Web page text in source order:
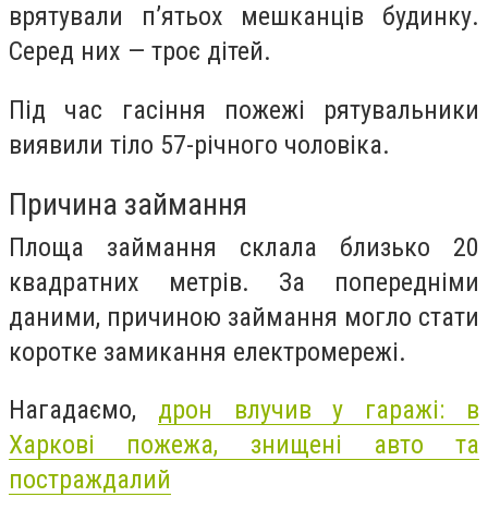
врятували п’ятьох мешканців будинку.
Серед них — троє дітей.
Під час гасіння пожежі рятувальники
виявили тіло 57-річного чоловіка.
Причина займання
Площа займання склала близько 20
квадратних метрів. За попередніми
даними, причиною займання могло стати
коротке замикання електромережі.
Нагадаємо, дрон влучив у гаражі: в
Харкові пожежа, знищені авто та
постраждалий